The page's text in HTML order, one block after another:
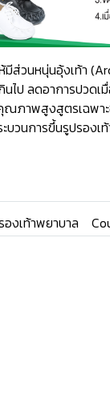
มีส่วนหนุ่นอุ้งเท้า
นไป ลดอาการปวดเ
ภาพสูงสูตรเฉพาะ
บวนการขึ้นรูปรอง
องเท้าพยาบาล